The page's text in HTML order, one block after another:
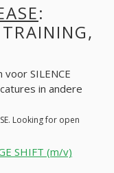
:
SILENCE
in andere
Looking for open
SHIFT (m/v)